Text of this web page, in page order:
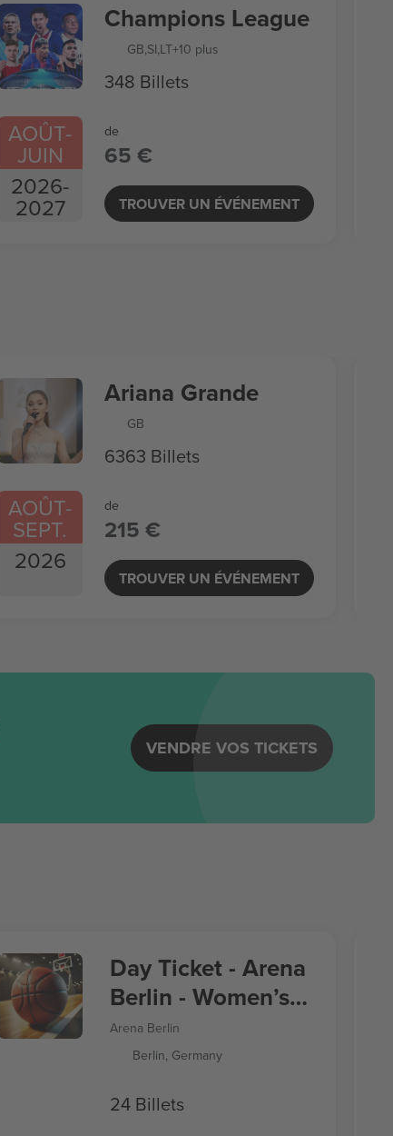
AOÛT-
JUIN
2026-
2027
Champions League
GB,SI,LT+10 plus
348 Billets
de
65 €
TROUVER UN ÉVÉNEMENT
AOÛT-
SEPT.
2026
Ariana Grande
GB
6363 Billets
de
215 €
TROUVER UN ÉVÉNEMENT
VENDRE VOS TICKETS
Day Ticket - Arena
Berlin - Women’s
Basketball World
Cup
Arena Berlin
Berlin, Germany
24 Billets